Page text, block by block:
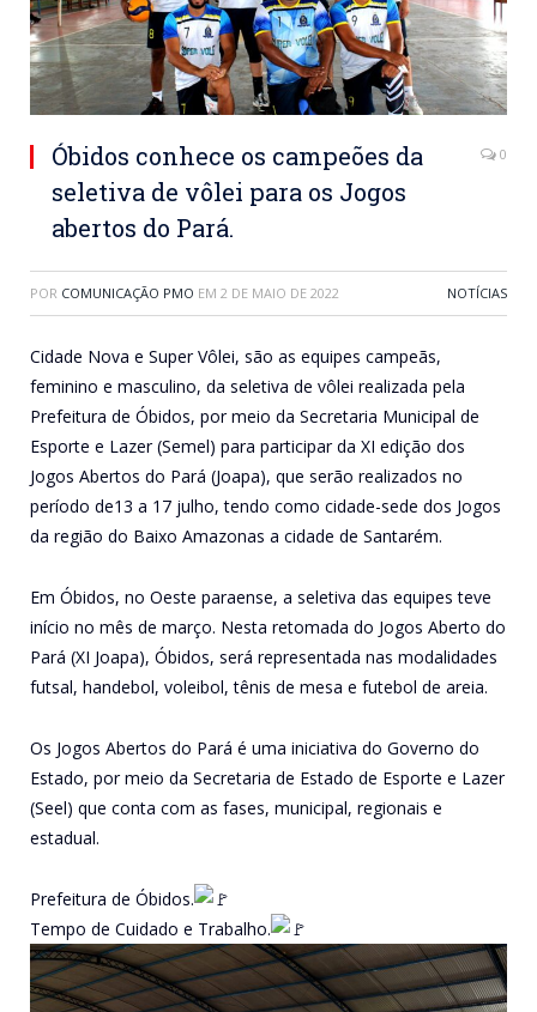
Óbidos conhece os campeões da
seletiva de vôlei para os Jogos
abertos do Pará.
0
POR COMUNICAÇÃO PMO EM 2 DE MAIO DE 2022 NOTÍCIAS
Cidade Nova e Super Vôlei, são as equipes campeãs,
feminino e masculino, da seletiva de vôlei realizada pela
Prefeitura de Óbidos, por meio da Secretaria Municipal de
Esporte e Lazer (Semel) para participar da XI edição dos
Jogos Abertos do Pará (Joapa), que serão realizados no
período de13 a 17 julho, tendo como cidade-sede dos Jogos
da região do Baixo Amazonas a cidade de Santarém.
Em Óbidos, no Oeste paraense, a seletiva das equipes teve
início no mês de março. Nesta retomada do Jogos Aberto do
Pará (XI Joapa), Óbidos, será representada nas modalidades
futsal, handebol, voleibol, tênis de mesa e futebol de areia.
Os Jogos Abertos do Pará é uma iniciativa do Governo do
Estado, por meio da Secretaria de Estado de Esporte e Lazer
(Seel) que conta com as fases, municipal, regionais e
estadual.
Prefeitura de Óbidos.
Tempo de Cuidado e Trabalho.